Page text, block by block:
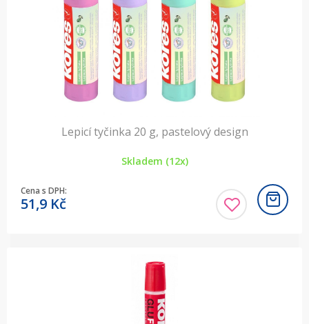
Lepicí tyčinka 20 g, pastelový design
Skladem (12x)
Cena s DPH:
51,9 Kč